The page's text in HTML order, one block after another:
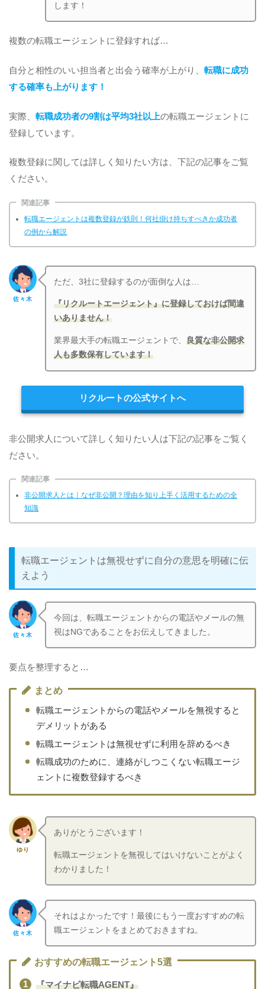
します！
複数の転職エージェントに登録すれば…
自分と相性のいい担当者と出会う確率が上がり、 転職に成功
する確率も上がります！
実際、 転職成功者の9割は平均3社以上の転職エージェントに
登録しています。
複数登録に関しては詳しく知りたい方は、下記の記事をご覧
ください。
関連記事
転職エージェントは複数登録が鉄則！何社掛け持ちすべきか成功者
の例から解説
佐々木
ただ、3社に登録するのが面倒な人は…
『リクルートエージェント』に登録しておけば間違
いありません！
業界最大手の転職エージェントで、良質な非公開求
人も多数保有しています！
リクルートの公式サイトへ
非公開求人について詳しく知りたい人は下記の記事をご覧く
ださい。
関連記事
非公開求人とは｜なぜ非公開？理由を知り上手く活用するための全
知識
転職エージェントは無視せずに自分の意思を明確に伝
えよう
佐々木
今回は、転職エージェントからの電話やメールの無
視はNGであることをお伝えしてきました。
要点を整理すると…
まとめ
転職エージェントからの電話やメールを無視すると
デメリットがある
転職エージェントは無視せずに利用を辞めるべき
転職成功のために、連絡がしつこくない転職エージ
ェントに複数登録するべき
ゆり
ありがとうございます！
転職エージェントを無視してはいけないことがよく
わかりました！
佐々木
それはよかったです！最後にもう一度おすすめの転
職エージェントをまとめておきますね。
おすすめの転職エージェント5選
『マイナビ転職AGENT』